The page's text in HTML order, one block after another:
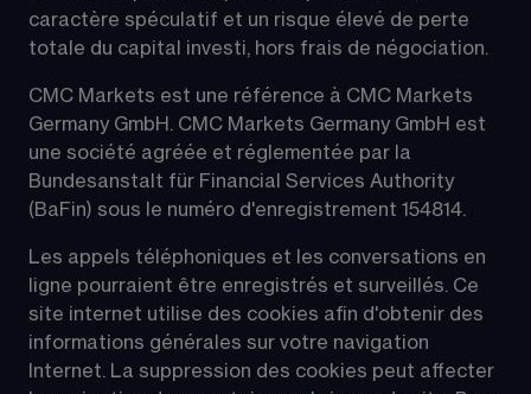
caractère spéculatif et un risque élevé de perte
totale du capital investi, hors frais de négociation.
CMC Markets est une référence à CMC Markets
Germany GmbH. CMC Markets Germany GmbH est
une société agréée et réglementée par la
Bundesanstalt für Financial Services Authority
(BaFin) sous le numéro d'enregistrement 154814.
Les appels téléphoniques et les conversations en
ligne pourraient être enregistrés et surveillés. Ce
site internet utilise des cookies afin d'obtenir des
informations générales sur votre navigation
Internet. La suppression des cookies peut affecter